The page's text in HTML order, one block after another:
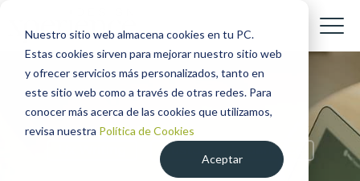
Nuestro sitio web almacena cookies en tu PC.
Estas cookies sirven para mejorar nuestro sitio web
y ofrecer servicios más personalizados, tanto en
este sitio web como a través de otras redes. Para
conocer más acerca de las cookies que utilizamos,
revisa nuestra Política de Cookies
Aceptar
Customer Experience